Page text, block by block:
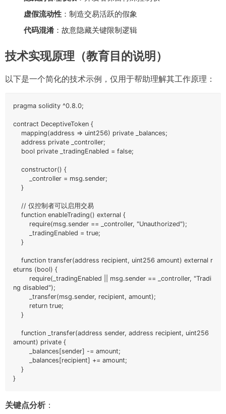
虚假流动性 ：制造交易活跃的假象
代码混淆 ：故意隐藏关键限制逻辑
技术实现原理（教育目的说明）
以下是一个简化的技术示例，仅用于帮助理解其工作原理：
pragma solidity ^0.8.0;
contract DeceptiveToken {
mapping(address => uint256) private _balances;
address private _controller;
bool private _tradingEnabled = false;
constructor() {
_controller = msg.sender;
}
// 仅控制者可以启用交易
function enableTrading() external {
require(msg.sender == _controller, "Unauthorized");
_tradingEnabled = true;
}
function transfer(address recipient, uint256 amount) external r
eturns (bool) {
require(_tradingEnabled || msg.sender == _controller, "Tradi
ng disabled");
_transfer(msg.sender, recipient, amount);
return true;
}
function _transfer(address sender, address recipient, uint256
amount) private {
_balances[sender] -= amount;
_balances[recipient] += amount;
}
}
关键点分析：